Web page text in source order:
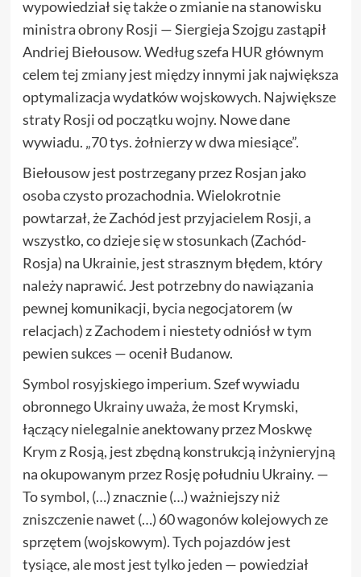
wypowiedział się także o zmianie na stanowisku
ministra obrony Rosji — Siergieja Szojgu zastąpił
Andriej Biełousow. Według szefa HUR głównym
celem tej zmiany jest między innymi jak największa
optymalizacja wydatków wojskowych. Największe
straty Rosji od początku wojny. Nowe dane
wywiadu. „70 tys. żołnierzy w dwa miesiące”.
Biełousow jest postrzegany przez Rosjan jako
osoba czysto prozachodnia. Wielokrotnie
powtarzał, że Zachód jest przyjacielem Rosji, a
wszystko, co dzieje się w stosunkach (Zachód-
Rosja) na Ukrainie, jest strasznym błędem, który
należy naprawić. Jest potrzebny do nawiązania
pewnej komunikacji, bycia negocjatorem (w
relacjach) z Zachodem i niestety odniósł w tym
pewien sukces — ocenił Budanow.
Symbol rosyjskiego imperium. Szef wywiadu
obronnego Ukrainy uważa, że most Krymski,
łączący nielegalnie anektowany przez Moskwę
Krym z Rosją, jest zbędną konstrukcją inżynieryjną
na okupowanym przez Rosję południu Ukrainy. —
To symbol, (…) znacznie (…) ważniejszy niż
zniszczenie nawet (…) 60 wagonów kolejowych ze
sprzętem (wojskowym). Tych pojazdów jest
tysiące, ale most jest tylko jeden — powiedział